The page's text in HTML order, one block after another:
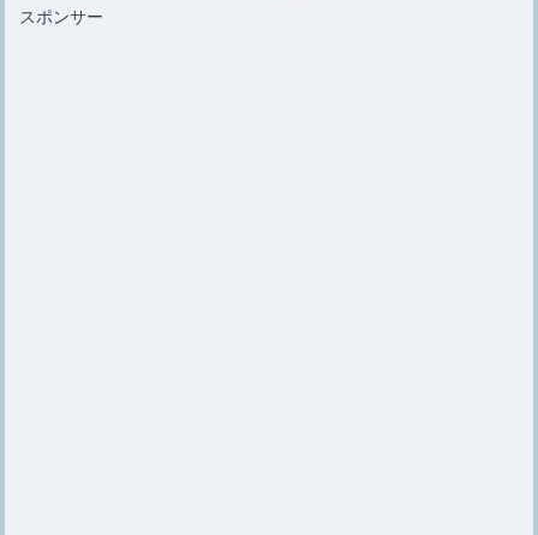
スポンサー